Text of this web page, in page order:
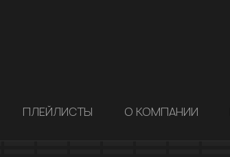
ПЛЕЙЛИСТЫ О КОМПАНИИ